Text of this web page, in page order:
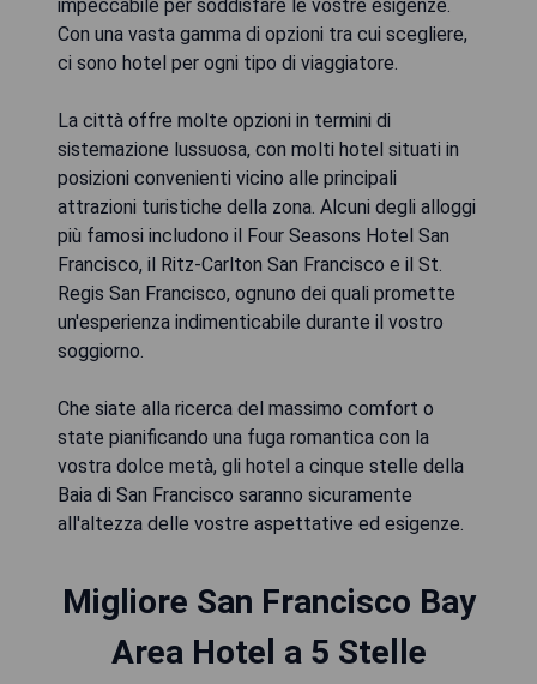
impeccabile per soddisfare le vostre esigenze.
Con una vasta gamma di opzioni tra cui scegliere,
ci sono hotel per ogni tipo di viaggiatore.
La città offre molte opzioni in termini di
sistemazione lussuosa, con molti hotel situati in
posizioni convenienti vicino alle principali
attrazioni turistiche della zona. Alcuni degli alloggi
più famosi includono il Four Seasons Hotel San
Francisco, il Ritz-Carlton San Francisco e il St.
Regis San Francisco, ognuno dei quali promette
un'esperienza indimenticabile durante il vostro
soggiorno.
Che siate alla ricerca del massimo comfort o
state pianificando una fuga romantica con la
vostra dolce metà, gli hotel a cinque stelle della
Baia di San Francisco saranno sicuramente
all'altezza delle vostre aspettative ed esigenze.
Migliore San Francisco Bay
Area Hotel a 5 Stelle